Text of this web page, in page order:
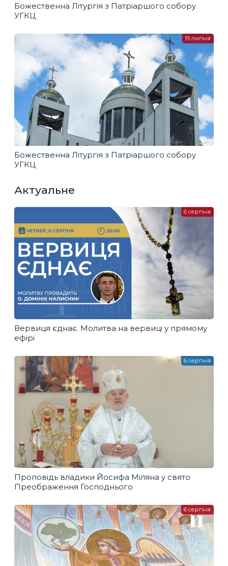
Божественна Літургія з Патріаршого собору
УГКЦ
Божественна Літургія з Патріаршого собору
УГКЦ
19 липня
Актуальне
Вервиця єднає. Молитва на вервиці у прямому
ефірі
6 серпня
Проповідь владики Йосифа Міляна у свято
Преображення Господнього
6 серпня
6 серпня